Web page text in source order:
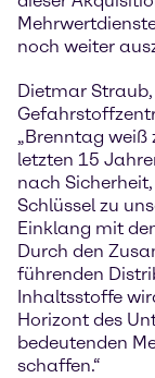
noch weiter
Dietmar
„Brenntag weiß
letzten 15
nach
Schlüssel zu
Einklang mit
Durch den
führenden
Inhaltsstoffe
Horizont des
bedeutenden
schaffen.“